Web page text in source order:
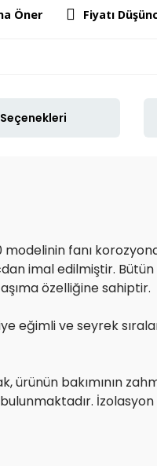
Öner Fiyatı
fanı
imal edilmiştir.
özelliğine sahiptir.
eğimli ve seyrek
ürünün bakımının
İzolasyon